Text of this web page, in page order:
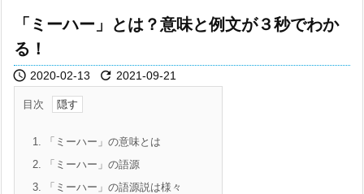
「ミーハー」とは？意味と例文が３秒でわか
る！
 2020-02-13  2021-09-21
目次
1. 「ミーハー」の意味とは
2. 「ミーハー」の語源
3. 「ミーハー」の語源説は様々